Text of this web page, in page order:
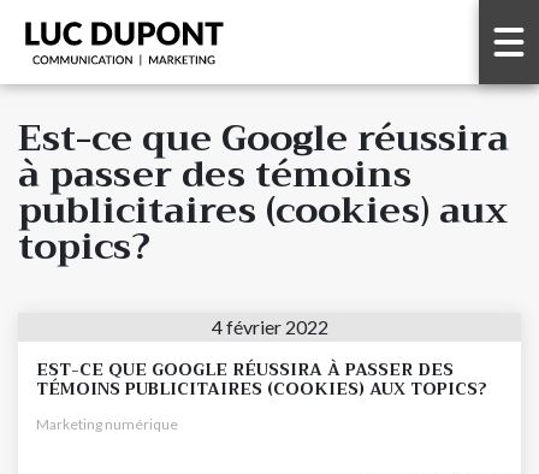
Est-ce que Google réussira
à passer des témoins
publicitaires (cookies) aux
topics?
4 février 2022
EST-CE QUE GOOGLE RÉUSSIRA À PASSER DES
TÉMOINS PUBLICITAIRES (COOKIES) AUX TOPICS?
Marketing numérique